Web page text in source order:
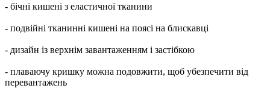
- бічні кишені з еластичної тканини
- подвійні тканинні кишені на поясі на блискавці
- дизайн із верхнім завантаженням і застібкою
- плаваючу кришку можна подовжити, щоб убезпечити від
перевантажень